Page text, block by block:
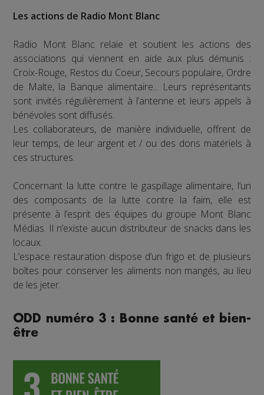
Les actions de Radio Mont Blanc
Radio Mont Blanc relaie et soutient les actions des
associations qui viennent en aide aux plus démunis :
Croix-Rouge, Restos du Coeur, Secours populaire, Ordre
de Malte, la Banque alimentaire... Leurs représentants
sont invités régulièrement à l’antenne et leurs appels à
bénévoles sont diffusés.
Les collaborateurs, de manière individuelle, offrent de
leur temps, de leur argent et / ou des dons matériels à
ces structures.
Concernant la lutte contre le gaspillage alimentaire, l’un
des composants de la lutte contre la faim, elle est
présente à l’esprit des équipes du groupe Mont Blanc
Médias. Il n’existe aucun distributeur de snacks dans les
locaux.
L’espace restauration dispose d’un frigo et de plusieurs
boîtes pour conserver les aliments non mangés, au lieu
de les jeter.
ODD numéro 3 : Bonne santé et bien-
être